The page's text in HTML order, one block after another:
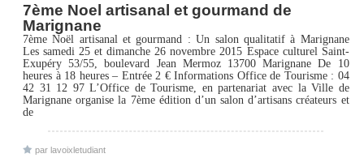
7ème Noel artisanal et gourmand de
Marignane
7ème Noël artisanal et gourmand : Un salon qualitatif à Marignane
Les samedi 25 et dimanche 26 novembre 2015 Espace culturel Saint-
Exupéry 53/55, boulevard Jean Mermoz 13700 Marignane De 10
heures à 18 heures – Entrée 2 € Informations Office de Tourisme : 04
42 31 12 97 L’Office de Tourisme, en partenariat avec la Ville de
Marignane organise la 7ème édition d’un salon d’artisans créateurs et
de
par lavoixletudiant